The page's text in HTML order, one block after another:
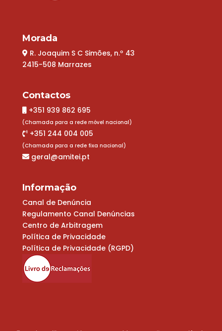
Morada
R. Joaquim S C Simões, n.º 43
2415-508 Marrazes
Contactos
+351 939 862 695
(Chamada para a rede móvel nacional)
+351 244 004 005
(Chamada para a rede fixa nacional)
geral@amitei.pt
Informação
Canal de Denúncia
Regulamento Canal Denúncias
Centro de Arbitragem
Política de Privacidade
Política de Privacidade (RGPD)